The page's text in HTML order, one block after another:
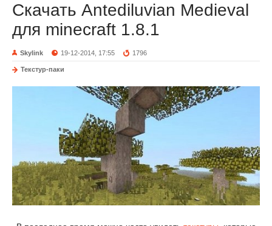
Скачать Antediluvian Medieval
для minecraft 1.8.1
Skylink 19-12-2014, 17:55 1796
Текстур-паки